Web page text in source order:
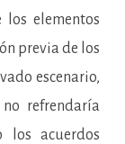
los elementos
previa de los
escenario,
refrendaría
los acuerdos